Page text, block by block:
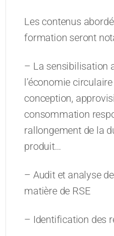
Les contenus
formation seront
– La sensibilisation
l’économie
conception,
consommation
rallongement de la
produit…
– Audit et analyse
matière de RSE
– Identification des